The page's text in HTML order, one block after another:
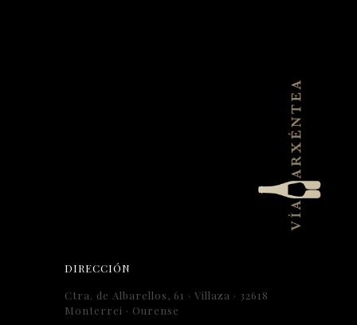
DIRECCIÓN
Ctra. de Albarellos, 61 · Villaza · 32618
Monterrei · Ourense